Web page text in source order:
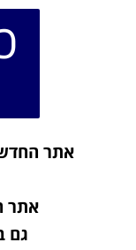
אתר
אתר
גם